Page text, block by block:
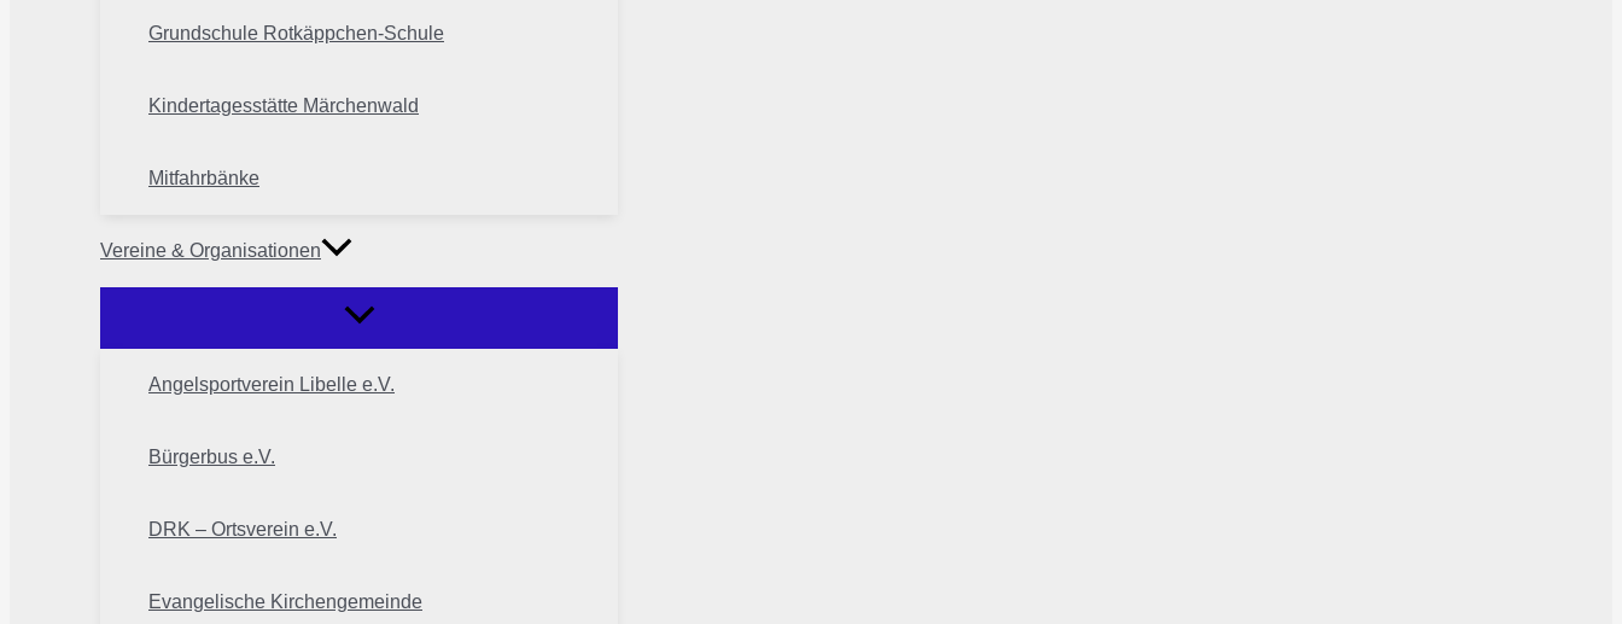
Grundschule Rotkäppchen-Schule
Kindertagesstätte Märchenwald
Mitfahrbänke
Vereine & Organisationen
Angelsportverein Libelle e.V.
Bürgerbus e.V.
DRK – Ortsverein e.V.
Evangelische Kirchengemeinde